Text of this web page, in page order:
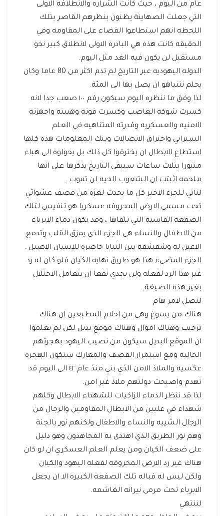
عام من اليوم ، حيث كانت الشراره والانطلاقه الاولى
التي جعلت الصهاينة يظنون بنظرهم القاصر بتلك
اللحظه انهم استطاعوا القضاء على المقاومه وفي
الحقيقه كانت هذه هي البادره الاولى لانطلاق كبير نحو
مستقبل لن يكون فيه الغد مثل اليوم.
الدوله اليهوديه عبر التاريخ لم تدم اكثر من 80 عاما وكان
يحلم نتنياهو ان يصل بها الى المئة.
لذا وفق ما ننظره اليوم سيكون رقم ١٠٠ صعب جدا لانه
كسرت شوكه الغاصب وكسرت قوته وهيبته واجهزته
الامنيه والعسكريه وقدرته المتناهيه في العلم
السبراني واختراق الاتصالات وبنك المعلومات هذه كلها
استطاع الابطال ان يخترقوا كل ذلك بل يحولوه الى هباء
منثورا بثلاث ساعات سيبقى التاريخ يذكرها على انها
ملحمه اثبتت ان الشعوب الحيه لن تموت .
لناتي للجزء الاخير كل ما يحدث لغزة من قصف عشوائي
تحت مسمى الارض المحروقه عسكريا هو تنفيس لتلك
الصفعه القاسيه التي تلقاها ، وقد تكون دماء الابرياء
من الاطفال والنساء هي الجزء الذي يمزق القلب وتدمع
الاعين له وشقشقه بين الثنايا حاضرة للانسان الاصيل .
الجزء المضيء هذا هو طريق نهايه الكيان فلو كان له رد
غير هذا الرد لفعله ولن يجدي نفعا ان يتعامل الاحتلال
بغير هذه الصيغة.
لنصل لامر هام
هناك من يسوغ وهي من احلام المطبعين ان هناك
ترحيب وهناك اموال وهناك موقع بديل لكن لم يعلموا
ان الموقع البديل سيكون من نصيب اليهود بهجرتهم
الحاليه ومع استمرار القصف والمعارك ستكون الهجره
عكسيه والملاذ الامن الذي بني منذ عام ٤٢ الى اليوم قد
تهدم واصبحت دولتهم ملاذ غير امن.
لذا قد ننظر الدماء الزاكيات للشهداء الابطال وكلهم
شهداء في عليين من الابطال المقاومين والرجال من
الرجال الشيبه والنساء والاطفال ولكنهم نور بالجنة
وهم نور الطريق الذي اهتدى به المجاهدون وهو دليل
على ضعف الكيان ومن يعلم العلم العسكري ان لو كان
هناك غير رد الارض المحروقه لفعله اليهود والكيان
ولكن ليس له قباله تلك الصفعه الكبيره الا ان يجعل
الابرياء تحت مرمى نيرانه الغاشمه.
لننتهي